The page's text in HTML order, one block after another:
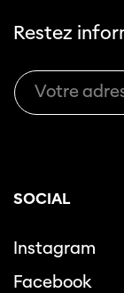
Restez
SOCIAL
Instagram
Facebook